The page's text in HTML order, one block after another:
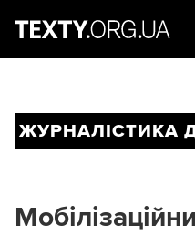
ЖУРНАЛІСТИКА